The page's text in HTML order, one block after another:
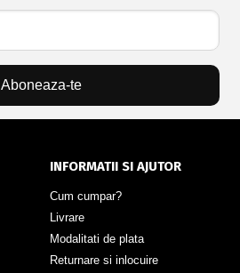
Aboneaza-te
INFORMATII SI AJUTOR
Cum cumpar?
Livrare
Modalitati de plata
Returnare si inlocuire